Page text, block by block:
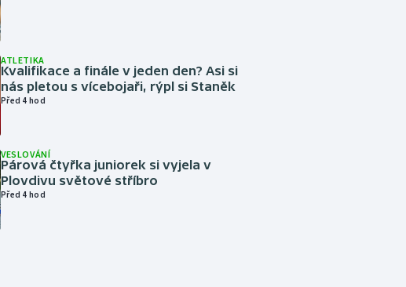
ATLETIKA
Kvalifikace a finále v jeden den? Asi si
nás pletou s vícebojaři, rýpl si Staněk
Před 4 hod
VESLOVÁNÍ
Párová čtyřka juniorek si vyjela v
Plovdivu světové stříbro
Před 4 hod